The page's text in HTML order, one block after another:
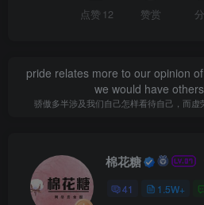
点赞 12 赞赏
pride relates more to our opinion
we would have
骄傲多半涉及我们自己怎样看待自己，而
棉花糖
41 1.5W+